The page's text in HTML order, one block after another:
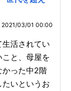
2021/03/01 00:00
活されてい
と、母屋を
かった中2階
いというお